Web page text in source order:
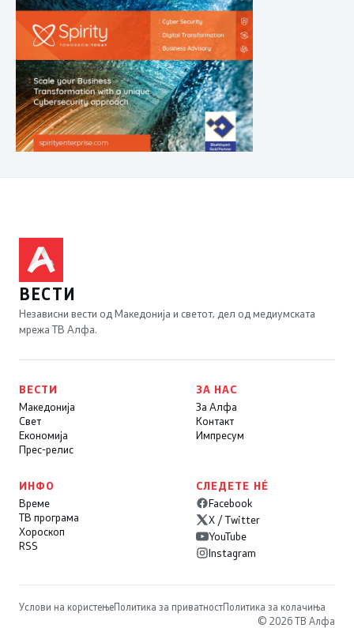
ВЕСТИ
Независни вести од Македонија и светот, дел од медиумската
мрежа ТВ Алфа.
ВЕСТИ
Македонија
Свет
Економија
Прес-релис
ЗА НАС
За Алфа
Контакт
Импресум
ИНФО
Време
ТВ програма
Хороскоп
RSS
СЛЕДЕТЕ НÉ
Facebook
X / Twitter
YouTube
Instagram
Услови на користењеПолитика за приватностПолитика за колачиња
© 2026 ТВ Алфа